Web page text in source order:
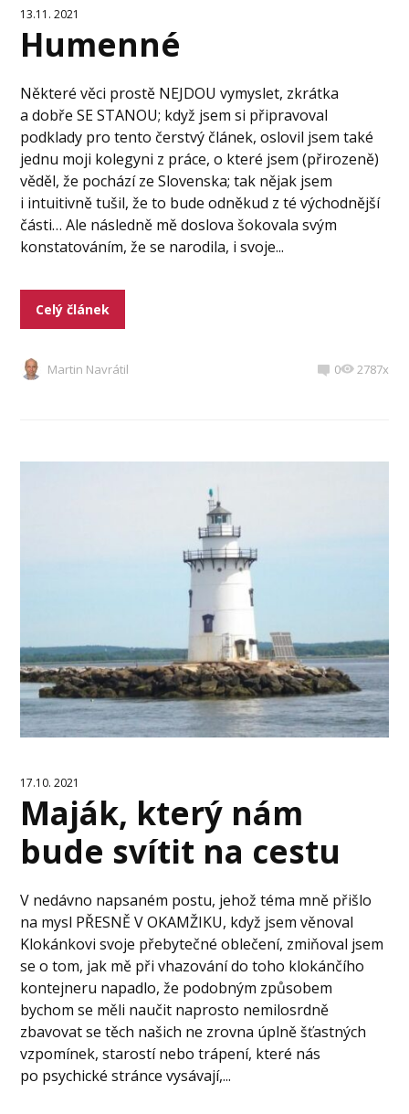
13.11. 2021
Humenné
Některé věci prostě NEJDOU vymyslet, zkrátka
a dobře SE STANOU; když jsem si připravoval
podklady pro tento čerstvý článek, oslovil jsem také
jednu moji kolegyni z práce, o které jsem (přirozeně)
věděl, že pochází ze Slovenska; tak nějak jsem
i intuitivně tušil, že to bude odněkud z té východnější
části… Ale následně mě doslova šokovala svým
konstatováním, že se narodila, i svoje...
Celý článek
Martin Navrátil 0 2787x
17.10. 2021
Maják, který nám
bude svítit na cestu
V nedávno napsaném postu, jehož téma mně přišlo
na mysl PŘESNĚ V OKAMŽIKU, když jsem věnoval
Klokánkovi svoje přebytečné oblečení, zmiňoval jsem
se o tom, jak mě při vhazování do toho klokánčího
kontejneru napadlo, že podobným způsobem
bychom se měli naučit naprosto nemilosrdně
zbavovat se těch našich ne zrovna úplně šťastných
vzpomínek, starostí nebo trápení, které nás
po psychické stránce vysávají,...